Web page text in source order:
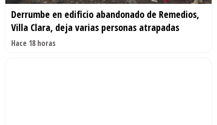
Derrumbe en edificio abandonado de Remedios,
Villa Clara, deja varias personas atrapadas
Hace 18 horas